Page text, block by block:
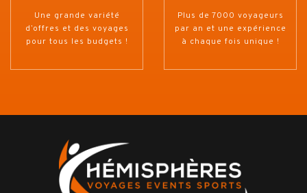
Une grande variété
d’offres et des voyages
pour tous les budgets !
Plus de 7000 voyageurs
par an et une expérience
à chaque fois unique !